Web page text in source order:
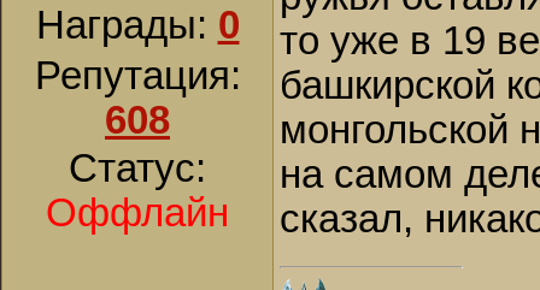
Награды: 0
Репутация:
608
Статус:
Оффлайн
то уже в 19
башкирской
монгольской
на самом
сказал,